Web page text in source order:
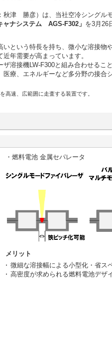
津 勝彦）は、当社空冷シングル
ャナシステム AGS-F302」 を3月26
という特長を持ち、微小な溶接物
年需要が高まっています。
溶接機LW-F300と組み合わせるこ
療、エネルギーなど多分野の接合
高速、広範囲に走査する装置です。
・燃料電池 金属セパレータ
メリット
微細な溶接幅による小型化・省ス
高密度が求められる燃料電池デザ